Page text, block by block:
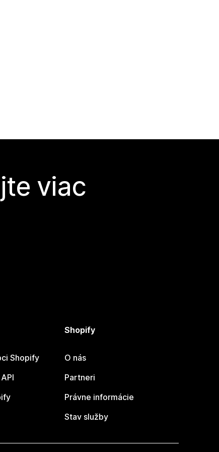
viac
Shopify
Shopify
O nás
Partneri
Právne informácie
Stav služby